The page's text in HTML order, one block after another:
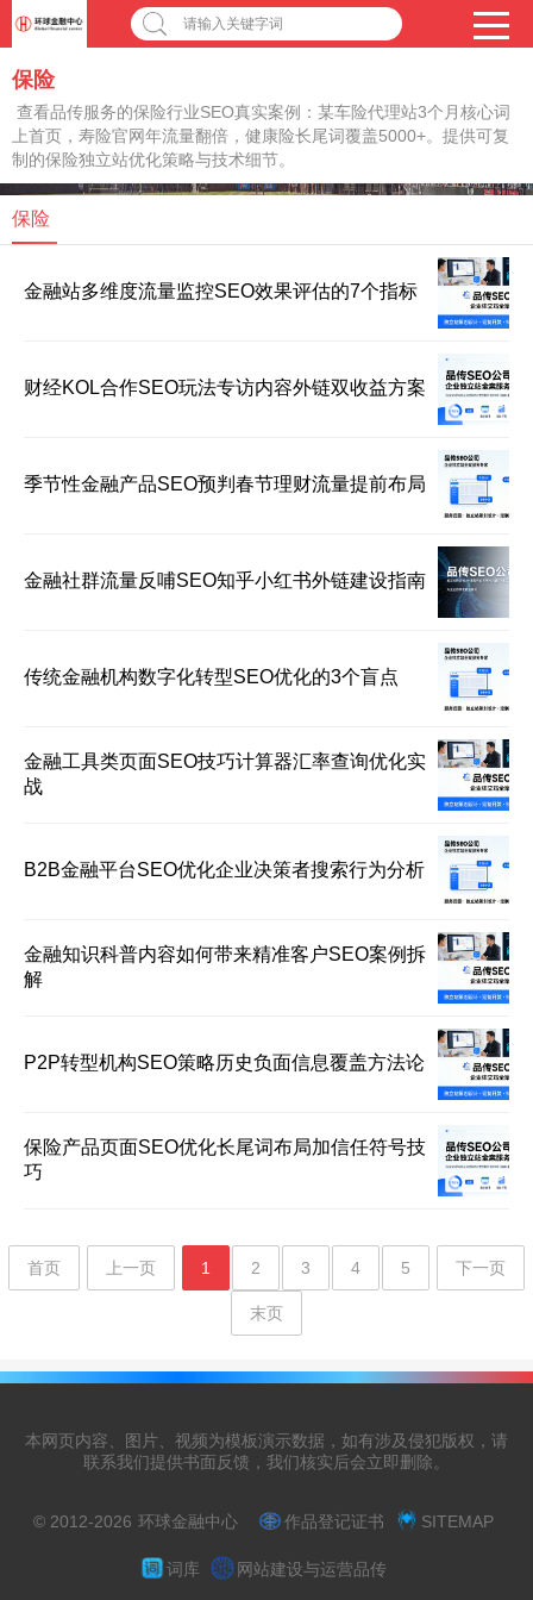
请输入关键字词
保险
查看品传服务的保险行业SEO真实案例：某车险代理站3个月核心词
上首页，寿险官网年流量翻倍，健康险长尾词覆盖5000+。提供可复
制的保险独立站优化策略与技术细节。
保险
金融站多维度流量监控SEO效果评估的7个指标
财经KOL合作SEO玩法专访内容外链双收益方案
季节性金融产品SEO预判春节理财流量提前布局
金融社群流量反哺SEO知乎小红书外链建设指南
传统金融机构数字化转型SEO优化的3个盲点
金融工具类页面SEO技巧计算器汇率查询优化实
战
B2B金融平台SEO优化企业决策者搜索行为分析
金融知识科普内容如何带来精准客户SEO案例拆
解
P2P转型机构SEO策略历史负面信息覆盖方法论
保险产品页面SEO优化长尾词布局加信任符号技
巧
首页 上一页 1 2 3 4 5 下一页
末页
本网页内容、图片、视频为模板演示数据，如有涉及侵犯版权，请
联系我们提供书面反馈，我们核实后会立即删除。
© 2012-2026 环球金融中心 作品登记证书 SITEMAP
词库 网站建设与运营品传